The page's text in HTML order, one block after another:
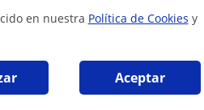
en nuestra Política de Cookies y
Aceptar